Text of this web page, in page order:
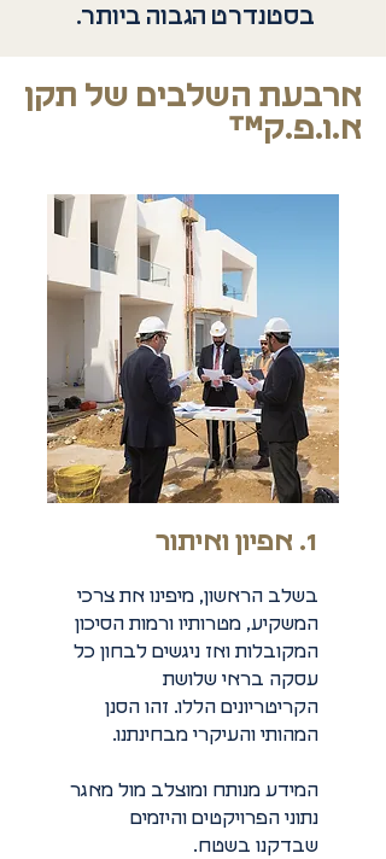
בסטנדרט הגבוה ביותר.
ארבעת השלבים של תקן
א.ו.פ.ק™
1. אפיון ואיתור
בשלב הראשון, מיפינו את צרכי
המשקיע, מטרותיו ורמות הסיכון
המקובלות ואז ניגשים לבחון כל
עסקה בראי שלושת
הקריטריונים הללו. זהו הסנן
המהותי והעיקרי מבחינתנו.
המידע מנותח ומוצלב מול מאגר
נתוני הפרויקטים והיזמים
שבדקנו בשטח.​​